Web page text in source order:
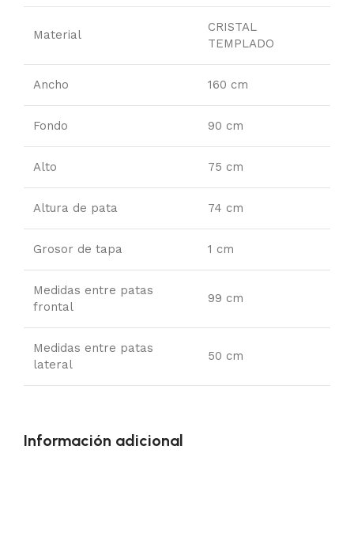
Material
CRISTAL
TEMPLADO
Ancho 160 cm
Fondo 90 cm
Alto 75 cm
Altura de pata 74 cm
Grosor de tapa 1 cm
Medidas entre patas
frontal
99 cm
Medidas entre patas
lateral
50 cm
Información adicional